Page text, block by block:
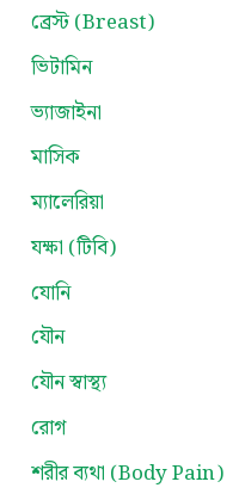
ব্রেস্ট (Breast)
ভিটামিন
ভ্যাজাইনা
মাসিক
ম্যালেরিয়া
যক্ষা (টিবি)
যোনি
যৌন
যৌন স্বাস্থ্য
রোগ
শরীর ব্যথা (Body Pain)